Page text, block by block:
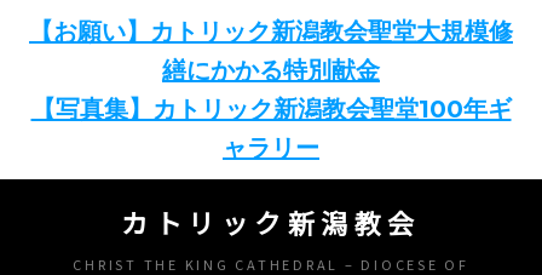
【お願い】カトリック新潟教会聖堂大規模修
繕にかかる特別献金
【写真集】カトリック新潟教会聖堂100年ギ
ャラリー
content
カトリック新潟教会
CHRIST THE KING CATHEDRAL – DIOCESE OF